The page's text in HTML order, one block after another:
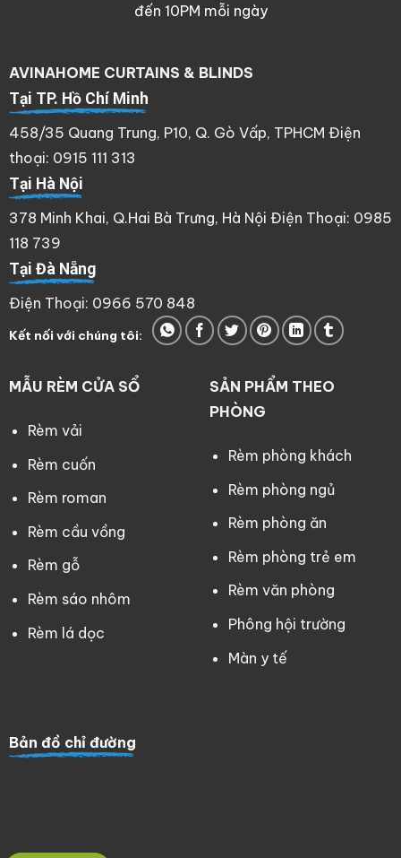
đến 10PM mỗi ngày
AVINAHOME CURTAINS & BLINDS
Tại TP. Hồ Chí Minh
458/35 Quang Trung, P10, Q. Gò Vấp, TPHCM Điện
thoại: 0915 111 313
Tại Hà Nội
378 Minh Khai, Q.Hai Bà Trưng, Hà Nội Điện Thoại: 0985
118 739
Tại Đà Nẵng
Điện Thoại: 0966 570 848
Kết nối với chúng tôi:
MẪU RÈM CỬA SỔ
Rèm vải
Rèm cuốn
Rèm roman
Rèm cầu vồng
Rèm gỗ
Rèm sáo nhôm
Rèm lá dọc
SẢN PHẨM THEO
PHÒNG
Rèm phòng khách
Rèm phòng ngủ
Rèm phòng ăn
Rèm phòng trẻ em
Rèm văn phòng
Phông hội trường
Màn y tế
Bản đồ chỉ đường